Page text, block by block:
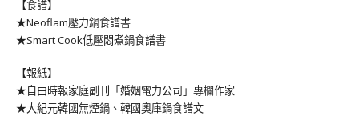
【食譜】
★Neoflam壓力鍋食譜書
★Smart Cook低壓悶煮鍋食譜書
【報紙】
★自由時報家庭副刊「婚姻電力公司」專欄作家
★大紀元韓國無煙鍋、韓國奧庫鍋食譜文